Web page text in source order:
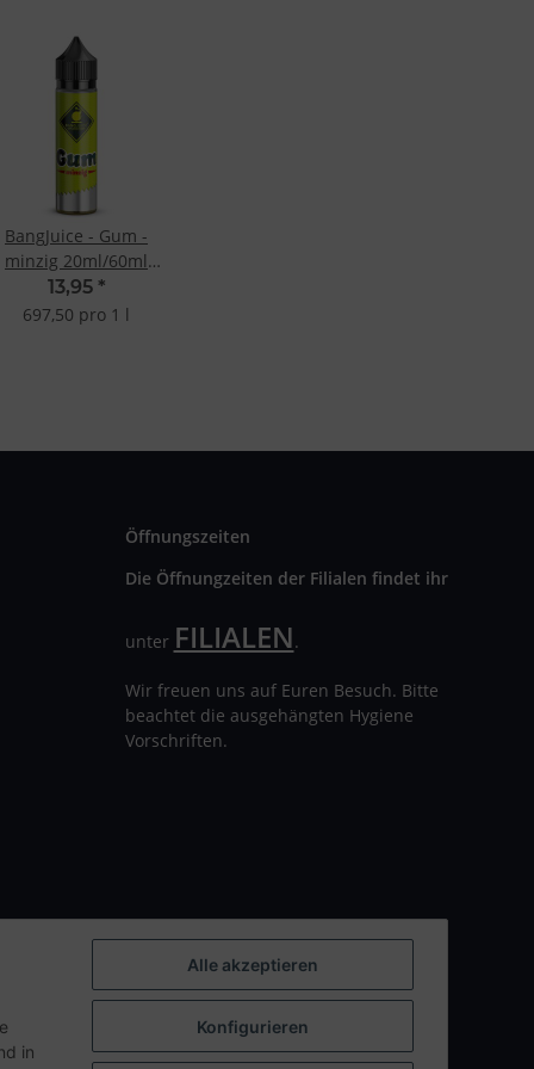
BangJuice - Gum -
minzig 20ml/60ml
Longfill-Aroma
13,95 *
697,50 pro 1 l
Öffnungszeiten
Die Öffnungzeiten der Filialen findet ihr
unter FILIALEN.
Wir freuen uns auf Euren Besuch. Bitte
beachtet die ausgehängten Hygiene
Vorschriften.
in
Alle akzeptieren
Konfigurieren